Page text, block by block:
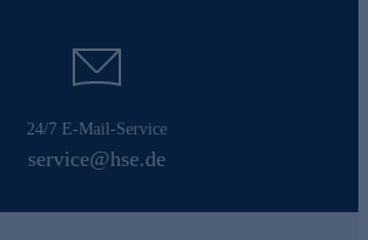
24/7 E-Mail-Service
service@hse.de